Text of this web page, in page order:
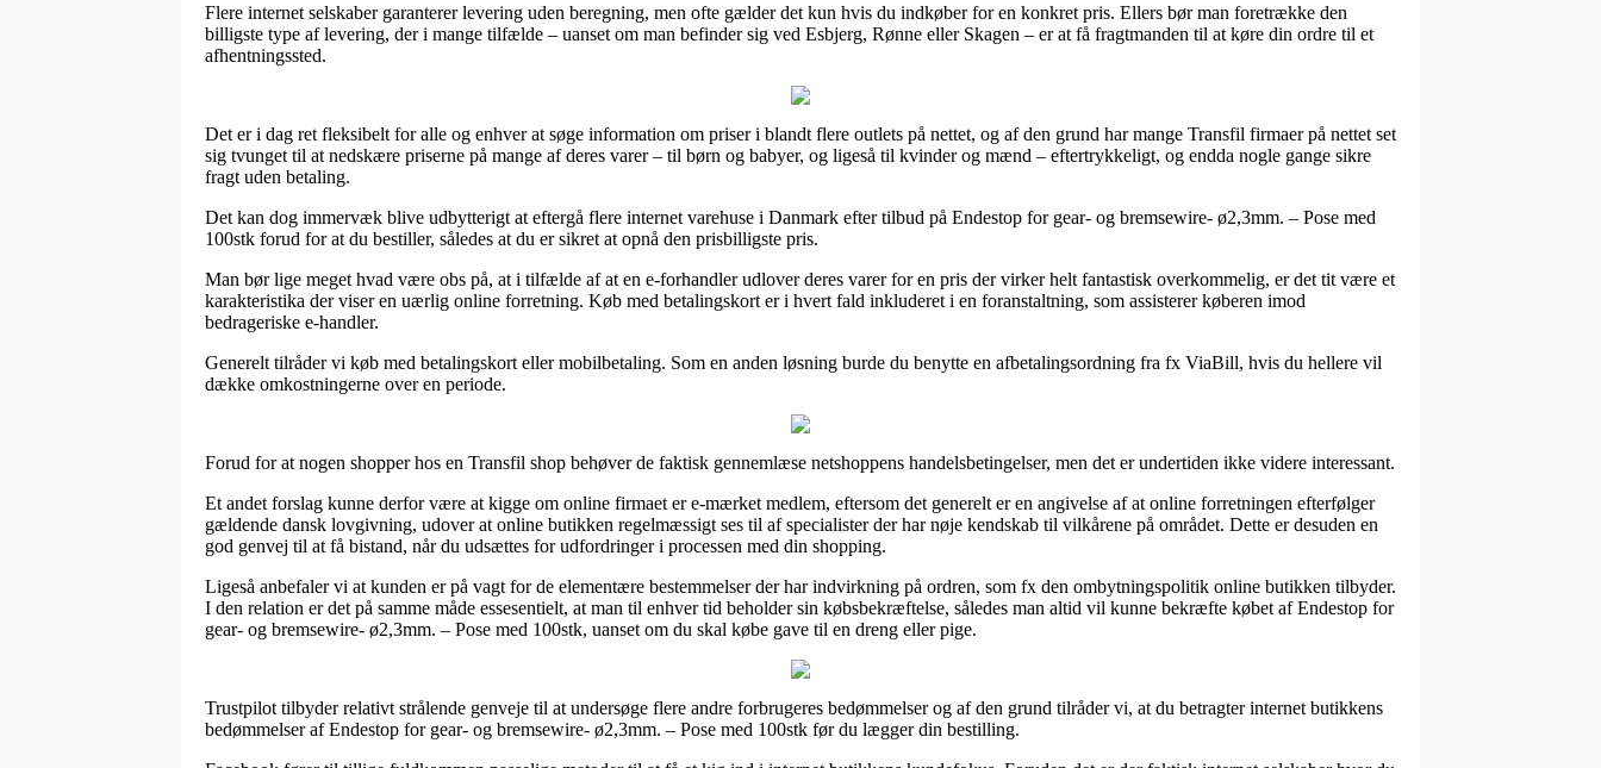
Flere internet selskaber garanterer levering uden beregning, men ofte gælder det kun hvis du indkøber for en konkret pris. Ellers bør man foretrække den
billigste type af levering, der i mange tilfælde – uanset om man befinder sig ved Esbjerg, Rønne eller Skagen – er at få fragtmanden til at køre din ordre til et
afhentningssted.
Det er i dag ret fleksibelt for alle og enhver at søge information om priser i blandt flere outlets på nettet, og af den grund har mange Transfil firmaer på nettet set
sig tvunget til at nedskære priserne på mange af deres varer – til børn og babyer, og ligeså til kvinder og mænd – eftertrykkeligt, og endda nogle gange sikre
fragt uden betaling.
Det kan dog immervæk blive udbytterigt at eftergå flere internet varehuse i Danmark efter tilbud på Endestop for gear- og bremsewire- ø2,3mm. – Pose med
100stk forud for at du bestiller, således at du er sikret at opnå den prisbilligste pris.
Man bør lige meget hvad være obs på, at i tilfælde af at en e-forhandler udlover deres varer for en pris der virker helt fantastisk overkommelig, er det tit være et
karakteristika der viser en uærlig online forretning. Køb med betalingskort er i hvert fald inkluderet i en foranstaltning, som assisterer køberen imod
bedrageriske e-handler.
Generelt tilråder vi køb med betalingskort eller mobilbetaling. Som en anden løsning burde du benytte en afbetalingsordning fra fx ViaBill, hvis du hellere vil
dække omkostningerne over en periode.
Forud for at nogen shopper hos en Transfil shop behøver de faktisk gennemlæse netshoppens handelsbetingelser, men det er undertiden ikke videre interessant.
Et andet forslag kunne derfor være at kigge om online firmaet er e-mærket medlem, eftersom det generelt er en angivelse af at online forretningen efterfølger
gældende dansk lovgivning, udover at online butikken regelmæssigt ses til af specialister der har nøje kendskab til vilkårene på området. Dette er desuden en
god genvej til at få bistand, når du udsættes for udfordringer i processen med din shopping.
Ligeså anbefaler vi at kunden er på vagt for de elementære bestemmelser der har indvirkning på ordren, som fx den ombytningspolitik online butikken tilbyder.
I den relation er det på samme måde essesentielt, at man til enhver tid beholder sin købsbekræftelse, således man altid vil kunne bekræfte købet af Endestop for
gear- og bremsewire- ø2,3mm. – Pose med 100stk, uanset om du skal købe gave til en dreng eller pige.
Trustpilot tilbyder relativt strålende genveje til at undersøge flere andre forbrugeres bedømmelser og af den grund tilråder vi, at du betragter internet butikkens
bedømmelser af Endestop for gear- og bremsewire- ø2,3mm. – Pose med 100stk før du lægger din bestilling.